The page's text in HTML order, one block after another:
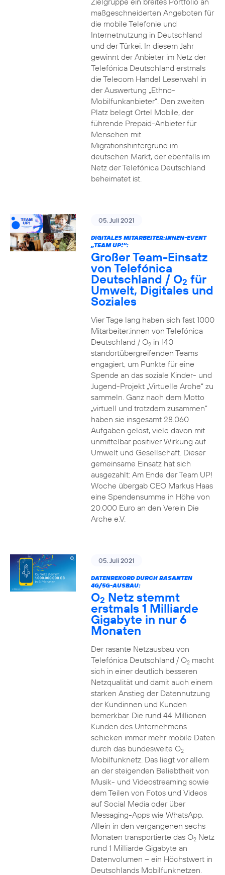
maßgeschneiderten Angeboten für
die mobile Telefonie und
Internetnutzung in Deutschland
und der Türkei. In diesem Jahr
gewinnt der Anbieter im Netz der
Telefónica Deutschland erstmals
die Telecom Handel Leserwahl in
der Auswertung „Ethno-
Mobilfunkanbieter“. Den zweiten
Platz belegt Ortel Mobile, der
führende Prepaid-Anbieter für
Menschen mit
Migrationshintergrund im
deutschen Markt, der ebenfalls im
Netz der Telefónica Deutschland
beheimatet ist.
05. Juli 2021
DIGITALES MITARBEITER:INNEN-EVENT
„TEAM UP!“:
Großer Team-Einsatz
von Telefónica
Deutschland / O2 für
Umwelt, Digitales und
Soziales
Vier Tage lang haben sich fast 1000
Mitarbeiter:innen von Telefónica
Deutschland / O2in 140
standortübergreifenden Teams
engagiert, um Punkte für eine
Spende an das soziale Kinder- und
Jugend-Projekt „Virtuelle Arche“ zu
sammeln. Ganz nach dem Motto
„virtuell und trotzdem zusammen“
haben sie insgesamt 28.060
Aufgaben gelöst, viele davon mit
unmittelbar positiver Wirkung auf
Umwelt und Gesellschaft. Dieser
gemeinsame Einsatz hat sich
ausgezahlt: Am Ende der Team UP!
Woche übergab CEO Markus Haas
eine Spendensumme in Höhe von
20.000 Euro an den Verein Die
Arche e.V.
05. Juli 2021
DATENREKORD DURCH RASANTEN
4G/5G-AUSBAU:
O2 Netz stemmt
erstmals 1 Milliarde
Gigabyte in nur 6
Monaten
Der rasante Netzausbau von
Telefónica Deutschland / O2macht
sich in einer deutlich besseren
Netzqualität und damit auch einem
starken Anstieg der Datennutzung
der Kundinnen und Kunden
bemerkbar. Die rund 44 Millionen
Kunden des Unternehmens
schicken immer mehr mobile Daten
durch das bundesweite O2
Mobilfunknetz. Das liegt vor allem
an der steigenden Beliebtheit von
Musik- und Videostreaming sowie
dem Teilen von Fotos und Videos
auf Social Media oder über
Messaging-Apps wie WhatsApp.
Allein in den vergangenen sechs
Monaten transportierte das O2Netz
rund 1 Milliarde Gigabyte an
Datenvolumen – ein Höchstwert in
Deutschlands Mobilfunknetzen.